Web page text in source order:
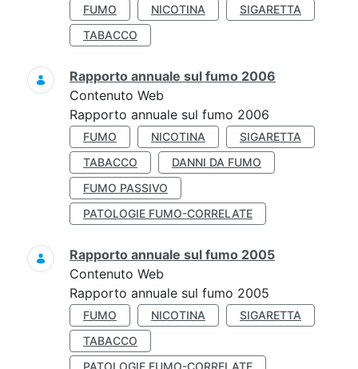
FUMO NICOTINA
SIGARETTA
TABACCO
Rapporto annuale sul fumo 2006
Contenuto Web
Rapporto annuale sul fumo 2006
FUMO NICOTINA
SIGARETTA
TABACCO
DANNI DA FUMO
FUMO PASSIVO
PATOLOGIE FUMO-CORRELATE
Rapporto annuale sul fumo 2005
Contenuto Web
Rapporto annuale sul fumo 2005
FUMO NICOTINA
SIGARETTA
TABACCO
PATOLOGIE FUMO-CORRELATE